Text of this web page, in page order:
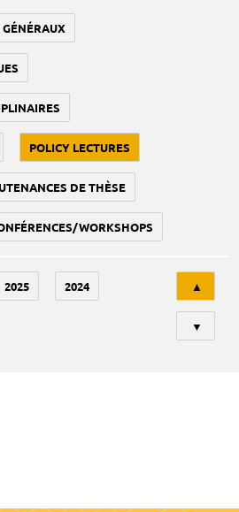
POLICY LECTURES
DE THÈSE
WORKSHOPS
2025 2024 ▲
▼